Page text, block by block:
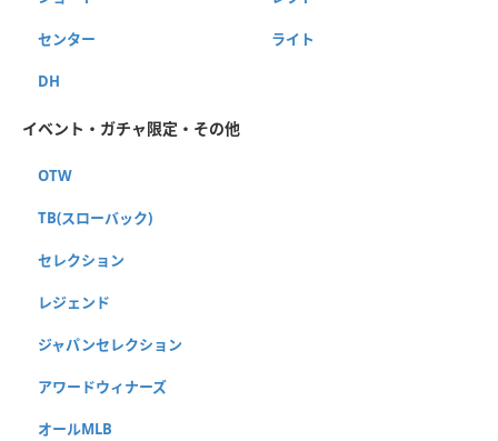
センター ライト
DH
イベント・ガチャ限定・その他
OTW
TB(スローバック)
セレクション
レジェンド
ジャパンセレクション
アワードウィナーズ
オールMLB